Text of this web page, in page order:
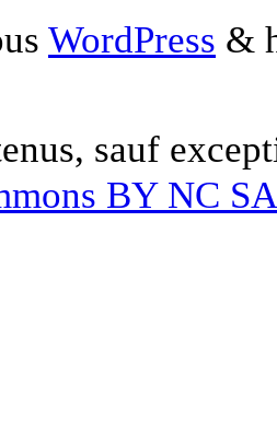
WordPress &
sauf
BY NC SA